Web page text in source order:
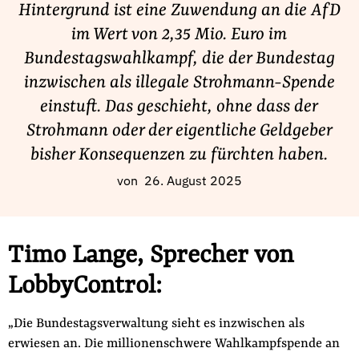
Jetzt Spenden
Geschenkspende
Bußgelder und Geldauflagen
Projektspende
Testamentsspende
Presse
Impressum
Suche
auf
Hintergrund ist eine Zuwendung an die AfD
im Wert von 2,35 Mio. Euro im
Bundestagswahlkampf, die der Bundestag
inzwischen als illegale Strohmann-Spende
einstuft. Das geschieht, ohne dass der
Strohmann oder der eigentliche Geldgeber
bisher Konsequenzen zu fürchten haben.
von 26. August 2025
Timo Lange, Sprecher von
LobbyControl:
„Die Bundestagsverwaltung sieht es inzwischen als
erwiesen an. Die millionenschwere Wahlkampfspende an